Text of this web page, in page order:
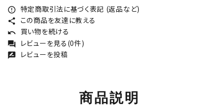
error_outline 特定商取引法に基づく表記 (返品など)
share この商品を友達に教える
undo 買い物を続ける
forum レビューを見る(0件)
rate_review レビューを投稿
商品説明